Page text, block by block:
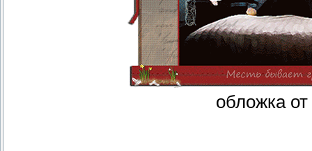
обложка